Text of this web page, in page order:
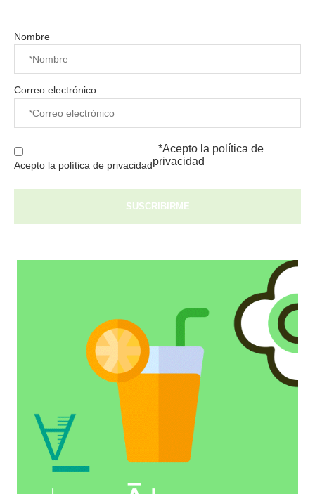
Nombre
Correo electrónico
Acepto la política de privacidad
*Acepto la política de
privacidad